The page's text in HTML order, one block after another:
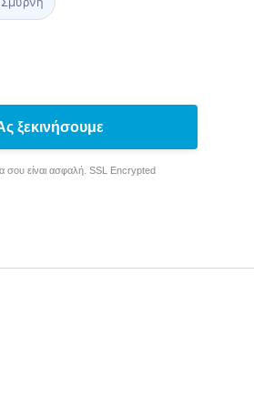
ξεκινήσουμε
σου είναι ασφαλή. SSL Encrypted